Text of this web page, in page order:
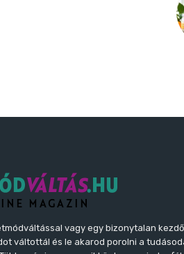
vagy egy bizonytalan
váltottál és le akarod porolni a